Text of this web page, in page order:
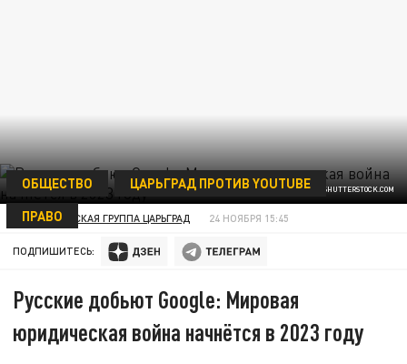
ФОТО: SERGEI ELAGIN / SHUTTERSTOCK.COM
ОБЩЕСТВО
ЦАРЬГРАД ПРОТИВ YOUTUBE
ПРАВО
АНАЛИТИЧЕСКАЯ ГРУППА ЦАРЬГРАД 24 НОЯБРЯ 15:45
ПОДПИШИТЕСЬ:
Русские добьют Google: Мировая
юридическая война начнётся в 2023 году